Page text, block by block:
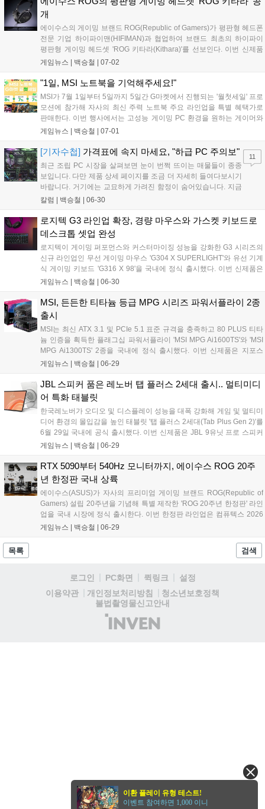
용 비디오 편집 및 국방 가속 시스템 등 다양한 고성능 컴퓨팅 환경에서
핵심적인 역할을 할 것으로 기대된다....
개
에이수스의 게이밍 브랜드 ROG(Republic of Gamers)가 평판형 헤드폰
전문 기업 하이파이맨(HIFIMAN)과 협업하여 브랜드 최초의 하이파이
평판형 게이밍 헤드셋 'ROG 키타라(Kithara)'를 선보인다. 이번 신제품
은 표면 전체가 움직이는 100mm 평판형 드라이버와 오픈형 구조를 채
드 공간감을 극대화한 것이 특징이다. 또한 광대역 주파수를 지원하는
붐 마이크와 다양한 교체형 플러그를 기본 제공해 PC 및 콘솔 등 여러 플
랫폼에서 정밀한 사운드 플레이와 원활한 팀보이스 환경을 지원한다....
게임뉴스 | 백승철 07-02
"1일, MSI 노트북을 기억해주세요!"
MSI가 7월 1일부터 5일까지 5일간 G마켓에서 진행되는 '월첫세일' 프로
모션에 참가해 자사의 최신 주력 노트북 주요 라인업을 특별 혜택가로
판매한다. 이번 행사에서는 고성능 게이밍 PC 환경을 원하는 게이머와
멀티태스킹 작업이 필요한 사용자를 위해 선택할인, 중복할인, 카드할인
게임 및 전반적인 작업 환경 업그레이드를 고려하는 소비자들에게 합리
적인 선택지가 될 전망이다....
게임뉴스 | 백승철 07-01
[기자수첩] 가격표에 속지 마세요, "하급 PC 주의보"
최근 조립 PC 시장을 살펴보면 눈이 번쩍 뜨이는 매물들이 종종
보입니다. 다만 제품 상세 페이지를 조금 더 자세히 들여다보시기
바랍니다. 거기에는 교묘하게 가려진 함정이 숨어있습니다. 지금
PC 시장은 하급 PC 주의보가 발령됐습니다....
칼럼 | 백승철 06-30
11
로지텍 G3 라인업 확장, 경량 마우스와 가스켓 키보드로
데스크톱 셋업 완성
로지텍이 게이밍 퍼포먼스와 커스터마이징 성능을 강화한 G3 시리즈의
신규 라인업인 무선 게이밍 마우스 'G304 X SUPERLIGHT'와 유선 기계
식 게이밍 키보드 'G316 X 98'을 국내에 정식 출시했다. 이번 신제품은
로지텍 G의 검증된 기술력을 바탕으로 게이머의 정밀한 조작과 민첩한
구축할 수 있도록 설계된 것이 특징이다....
게임뉴스 | 백승철 06-30
MSI, 든든한 티타늄 등급 MPG 시리즈 파워서플라이 2종
출시
MSI는 최신 ATX 3.1 및 PCIe 5.1 표준 규격을 충족하고 80 PLUS 티타
늄 인증을 획득한 플래그십 파워서플라이 'MSI MPG Ai1600TS'와 'MSI
MPG Ai1300TS' 2종을 국내에 정식 출시했다. 이번 신제품은 지포스
RTX 5090과 같은 차세대 고성능 그래픽카드의 안정적인 구동에 초점을
한 것이 특징이다....
게임뉴스 | 백승철 06-29
JBL 스피커 품은 레노버 탭 플러스 2세대 출시.. 멀티미디
어 특화 태블릿
한국레노버가 오디오 및 디스플레이 성능을 대폭 강화해 게임 및 멀티미
디어 환경의 몰입감을 높인 태블릿 '탭 플러스 2세대(Tab Plus Gen 2)'를
6월 29일 국내에 공식 출시했다. 이번 신제품은 JBL 9유닛 프로 스피커
시스템과 12.1인치 2.5K 고해상도 디스플레이를 탑재하여 선명한 화질
할 수 있는 블루투스 스피커 모드와 대용량 배터리를 갖춰 야외 및 다양
한 사용 환경에 최적화됐다....
게임뉴스 | 백승철 06-29
RTX 5090부터 540Hz 모니터까지, 에이수스 ROG 20주
년 한정판 국내 상륙
에이수스(ASUS)가 자사의 프리미엄 게이밍 브랜드 ROG(Republic of
Gamers) 설립 20주년을 기념해 특별 제작한 'ROG 20주년 한정판' 라인
업을 국내 시장에 정식 출시한다. 이번 한정판 라인업은 컴퓨텍스 2026
에서 최초로 공개된 제품들로, 독창적인 디자인과 극한의 성능을 갖춘
의 관심에 맞춰 오는 7월 3일 주변기기와 모니터 중심의 1차 라인업 출
시를 시작으로 7월 말 공급되는 2차 라인업까지 총 두 차례에 걸쳐 순차
게임뉴스 | 백승철 06-29
목록 검색
로그인 PC화면 퀵링크
설정
이용약관
개인정보처리방침
청소년보호정책
불법촬영물신고안내
(주)
인
이환 플레이 유형 테스트!
이벤트 참여하면 1,000 이니